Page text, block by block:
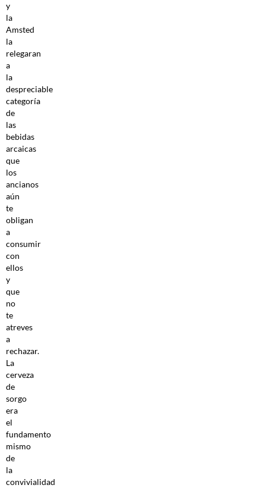
y
la
Amsted
la
relegaran
a
la
despreciable
categoría
de
las
bebidas
arcaicas
que
los
ancianos
aún
te
obligan
a
consumir
con
ellos
y
que
no
te
atreves
a
rechazar.
La
cerveza
de
sorgo
era
el
fundamento
mismo
de
la
convivialidad